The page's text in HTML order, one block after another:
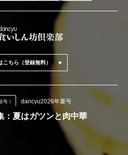
こちら（登録無料）
号！ dancyu2026年夏号
：夏はガツンと肉中華